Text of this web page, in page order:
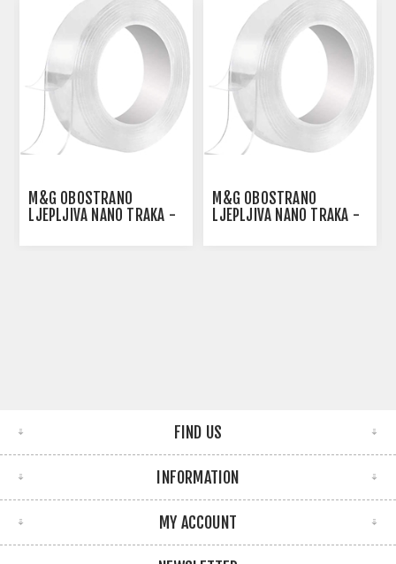
M&G OBOSTRANO
LJEPLJIVA NANO TRAKA -
M&G OBOSTRANO
LJEPLJIVA NANO TRAKA -
FIND US
INFORMATION
MY ACCOUNT